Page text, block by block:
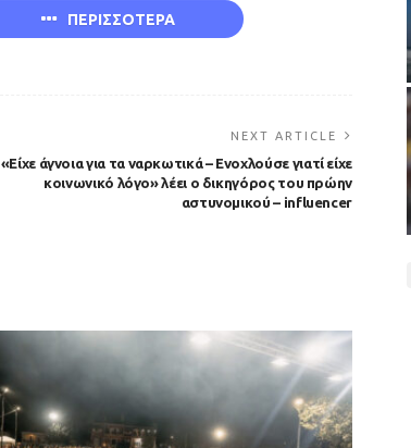
ΠΕΡΙΣΣΟΤΕΡΑ
NEXT ARTICLE
«Είχε άγνοια για τα ναρκωτικά – Ενοχλούσε γιατί είχε
κοινωνικό λόγο» λέει ο δικηγόρος του πρώην
αστυνομικού – influencer